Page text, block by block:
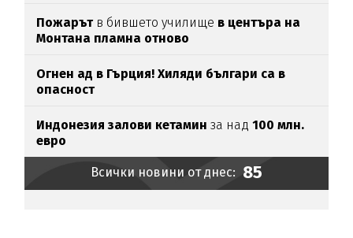
Пожарът в бившето училище в центъра на
Монтана пламна отново
Огнен ад в Гърция! Хиляди българи са в
опасност
Индонезия залови кетамин за над100 млн.
евро
Всички новини от днес: 85